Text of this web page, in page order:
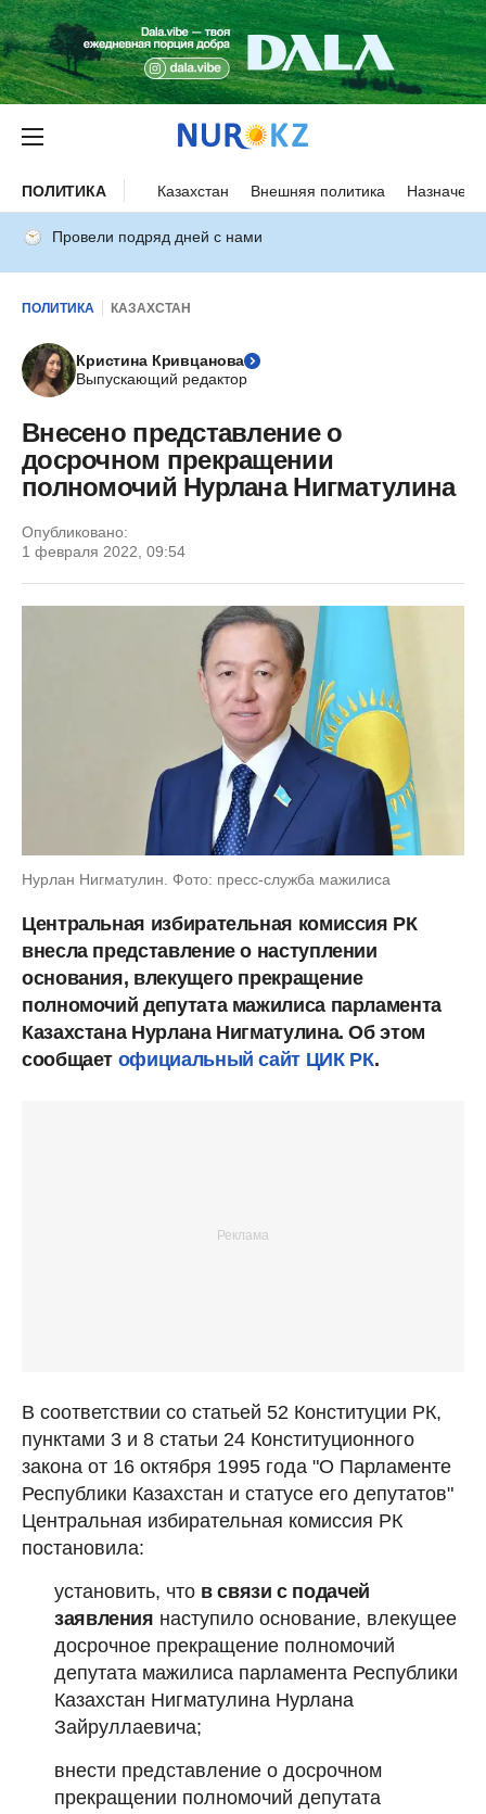
ПОЛИТИКА Казахстан Внешняя политика
Провели подряд дней с нами
ПОЛИТИКА КАЗАХСТАН
Кристина Кривцанова
Выпускающий редактор
Внесено представление о
досрочном прекращении
полномочий Нурлана Нигматулина
Опубликовано:
1 февраля 2022, 09:54
Нурлан Нигматулин. Фото: пресс-служба мажилиса
Центральная избирательная комиссия РК
внесла представление о наступлении
основания, влекущего прекращение
полномочий депутата мажилиса парламента
Казахстана Нурлана Нигматулина. Об этом
сообщает официальный сайт ЦИК РК.
В соответствии со статьей 52 Конституции РК,
пунктами 3 и 8 статьи 24 Конституционного
закона от 16 октября 1995 года "О Парламенте
Республики Казахстан и статусе его депутатов"
Центральная избирательная комиссия РК
постановила:
установить, что в связи с подачей
заявления наступило основание, влекущее
досрочное прекращение полномочий
депутата мажилиса парламента Республики
Казахстан Нигматулина Нурлана
Зайруллаевича;
внести представление о досрочном
прекращении полномочий депутата